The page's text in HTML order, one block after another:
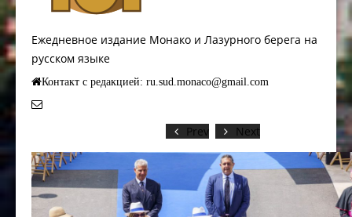
Ежедневное издание Монако и Лазурного берега на
русском языке
Контакт с редакцией: ru.sud.monaco@gmail.com
Prev Next